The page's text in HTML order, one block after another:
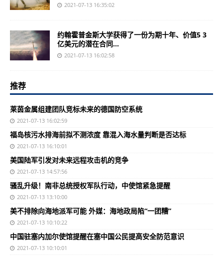
2021-07-13 16:35:02
约翰霍普金斯大学获得了一份为期十年、价值5 3
亿美元的潜在合同...
2021-07-13 16:02:58
推荐
莱茵金属组建团队竞标未来的德国防空系统
2021-07-13 16:02:59
福岛核污水排海前拟不测浓度 靠混入海水量判断是否达标
2021-07-13 16:10:01
美国陆军引发对未来远程攻击机的竞争
2021-07-13 14:57:56
骚乱升级！南非总统授权军队行动，中使馆紧急提醒
2021-07-13 13:10:00
美不排除向海地派军可能 外媒：海地政局陷“一团糟”
2021-07-13 10:10:22
中国驻塞内加尔使馆提醒在塞中国公民提高安全防范意识
2021-07-13 10:10:01